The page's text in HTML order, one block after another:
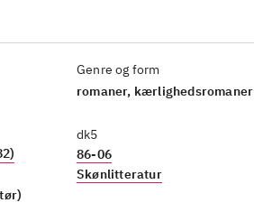
Genre og form
romaner, kærlighedsromaner
dk5
86-06
Skønlitteratur